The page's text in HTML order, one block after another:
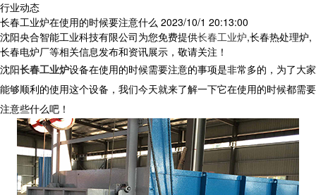
行业动态
长春工业炉在使用的时候要注意什么 2023/10/1 20:13:00
沈阳央合智能工业科技有限公司为您免费提供长春工业炉,长春热处理炉,
长春电炉厂等相关信息发布和资讯展示，敬请关注！
沈阳长春工业炉设备在使用的时候需要注意的事项是非常多的，为了大家
能够顺利的使用这个设备，我们今天就来了解一下它在使用的时候都需要
注意些什么吧！